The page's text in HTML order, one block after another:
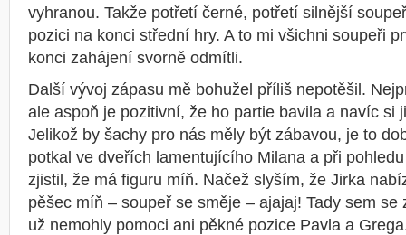
vyhranou. Takže potřetí černé, potřetí silnější
pozici na konci střední hry. A to mi všichni soupeři
konci zahájení svorně odmítli.
Další vývoj zápasu mě bohužel příliš nepotěšil.
ale aspoň je pozitivní, že ho partie bavila a navíc si
Jelikož by šachy pro nás měly být zábavou, je to
potkal ve dveřích lamentujícího Milana a při
zjistil, že má figuru míň. Načež slyším, že Jirka
pěšec míň – soupeř se směje – ajajaj! Tady sem
už nemohly pomoci ani pěkné pozice Pavla a